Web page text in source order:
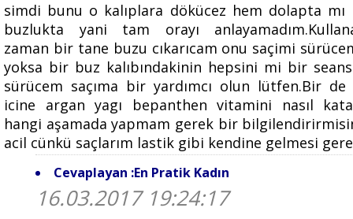
simdi bunu o kalıplara dökücez hem dolapta mı
buzlukta yani tam orayı
zaman bir tane buzu cıkarıcam onu saçimi
yoksa bir buz kalıbındakinin hepsini mi bir
sürücem saçıma bir yardımcı olun lütfen.Bir
icine argan yagı bepanthen vitamini nasıl
hangi aşamada yapmam gerek bir
acil cünkü saçlarım lastik gibi kendine gelmesi
Cevaplayan :En Pratik Kadın
16.03.2017 19:24:17